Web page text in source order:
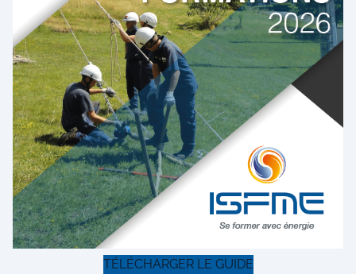
TÉLÉCHARGER LE GUIDE